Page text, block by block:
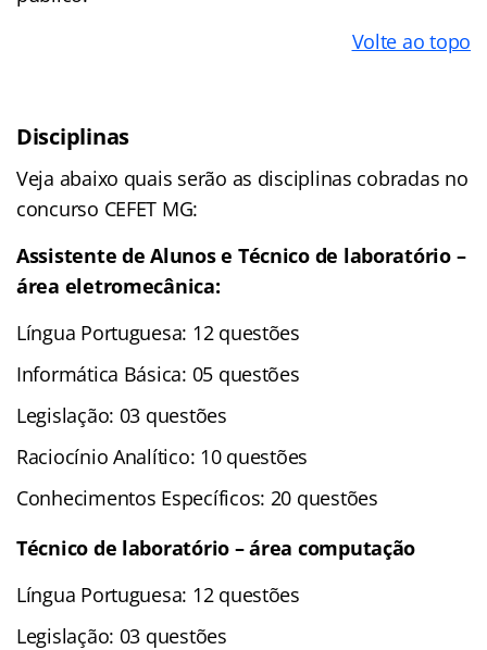
Volte ao topo
Disciplinas
Veja abaixo quais serão as disciplinas cobradas no
concurso CEFET MG:
Assistente de Alunos e Técnico de laboratório –
área eletromecânica:
Língua Portuguesa: 12 questões
Informática Básica: 05 questões
Legislação: 03 questões
Raciocínio Analítico: 10 questões
Conhecimentos Específicos: 20 questões
Técnico de laboratório – área computação
Língua Portuguesa: 12 questões
Legislação: 03 questões